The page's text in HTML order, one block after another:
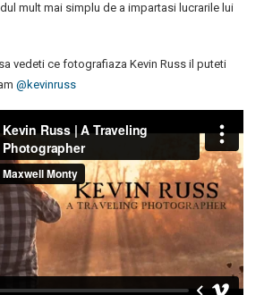
mult mai simplu de a impartasi lucrarile lui
vedeti ce fotografiaza Kevin Russ il puteti
@kevinruss